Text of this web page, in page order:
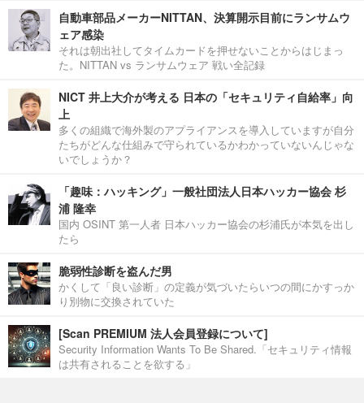
自動車部品メーカーNITTAN、決算開示目前にランサムウ
ェア感染
それは朝出社してタイムカードを押せないことからはじまっ
た。NITTAN vs ランサムウェア 戦い全記録
NICT 井上大介が考える 日本の「セキュリティ自給率」向
上
多くの組織で海外製のアプライアンスを導入していますが自分
たちがどんな仕組みで守られているかわかっていないんじゃな
いでしょうか？
「趣味：ハッキング」一般社団法人日本ハッカー協会 杉
浦 隆幸
国内 OSINT 第一人者 日本ハッカー協会の杉浦氏が本気を出し
たら
脆弱性診断を盗んだ男
かくして「良い診断」の定義が気づいたらいつの間にかすっか
り別物に交換されていた
[Scan PREMIUM 法人会員登録について]
Security Information Wants To Be Shared.「セキュリティ情報
は共有されることを欲する」